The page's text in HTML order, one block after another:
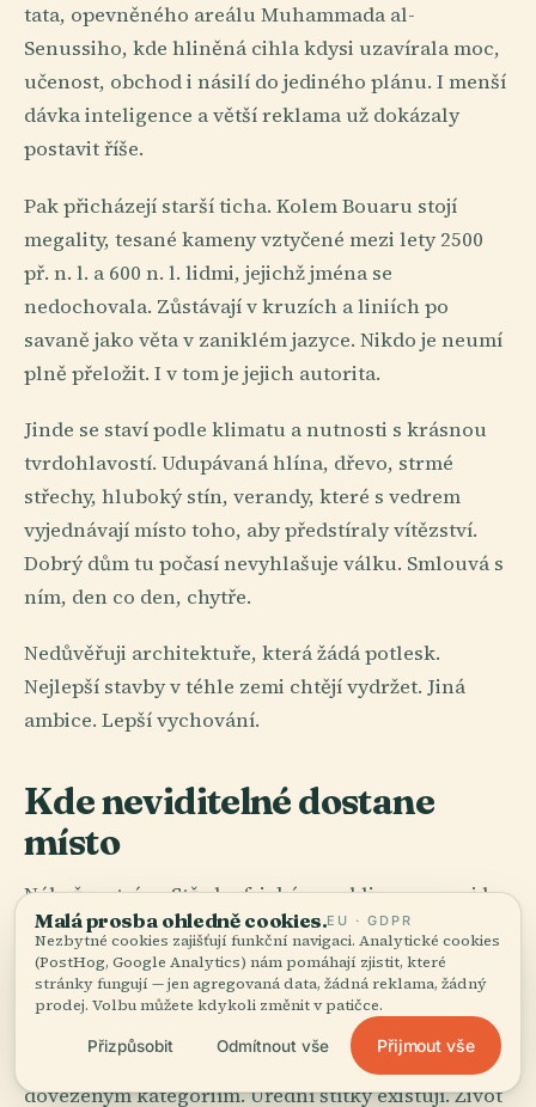
tata, opevněného areálu Muhammada al-
Senussiho, kde hliněná cihla kdysi uzavírala moc,
učenost, obchod i násilí do jediného plánu. I menší
dávka inteligence a větší reklama už dokázaly
postavit říše.
Pak přicházejí starší ticha. Kolem Bouaru stojí
megality, tesané kameny vztyčené mezi lety 2500
př. n. l. a 600 n. l. lidmi, jejichž jména se
nedochovala. Zůstávají v kruzích a liniích po
savaně jako věta v zaniklém jazyce. Nikdo je neumí
plně přeložit. I v tom je jejich autorita.
Jinde se staví podle klimatu a nutnosti s krásnou
tvrdohlavostí. Udupávaná hlína, dřevo, strmé
střechy, hluboký stín, verandy, které s vedrem
vyjednávají místo toho, aby předstíraly vítězství.
Dobrý dům tu počasí nevyhlašuje válku. Smlouvá s
ním, den co den, chytře.
Nedůvěřuji architektuře, která žádá potlesk.
Nejlepší stavby v téhle zemi chtějí vydržet. Jiná
ambice. Lepší vychování.
Kde neviditelné dostane
místo
Náboženství ve Středoafrické republice se nevejde
do úhledných šuplíků, které mají cizinci rádi.
Křesťanství je silné, islám má hluboké historické
kořeny na severu kolem míst jako Ndélé a starší
duchovní systémy dál formují strukturu
každodennosti s dokonalou lhostejností k
dovezeným kategoriím. Úřední štítky existují. Život
Malá prosba ohledně cookies.EU · GDPR
Nezbytné cookies zajišťují funkční navigaci. Analytické cookies
(PostHog, Google Analytics) nám pomáhají zjistit, které
stránky fungují — jen agregovaná data, žádná reklama, žádný
prodej. Volbu můžete kdykoli změnit v patičce.
Přizpůsobit Odmítnout vše Přijmout vše